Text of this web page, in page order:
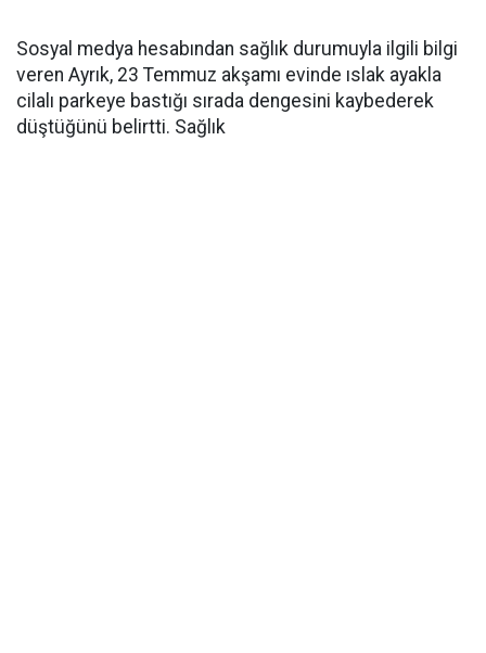
Sosyal medya hesabından sağlık durumuyla ilgili bilgi
veren Ayrık, 23 Temmuz akşamı evinde ıslak ayakla
cilalı parkeye bastığı sırada dengesini kaybederek
düştüğünü belirtti. Sağlık